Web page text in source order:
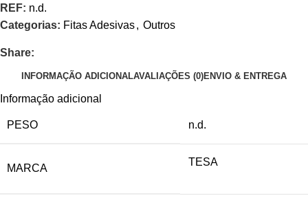
REF: n.d.
Categorias: Fitas Adesivas, Outros
Share:
INFORMAÇÃO ADICIONALAVALIAÇÕES (0)ENVIO & ENTREGA
Informação adicional
PESO n.d.
MARCA
TESA